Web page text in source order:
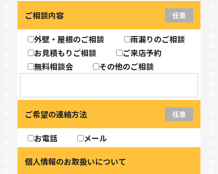
ご相談内容
任意
外壁・屋根のご相談
雨漏りのご相談
お見積もりご相談
ご来店予約
無料相談会
その他のご相談
ご希望の連絡方法 任意
お電話
メール
個人情報のお取扱いについて